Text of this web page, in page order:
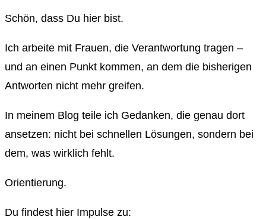
Schön, dass Du hier bist.
Ich arbeite mit Frauen, die Verantwortung tragen –
und an einen Punkt kommen, an dem die bisherigen
Antworten nicht mehr greifen.
In meinem Blog teile ich Gedanken, die genau dort
ansetzen: nicht bei schnellen Lösungen, sondern bei
dem, was wirklich fehlt.
Orientierung.
Du findest hier Impulse zu: